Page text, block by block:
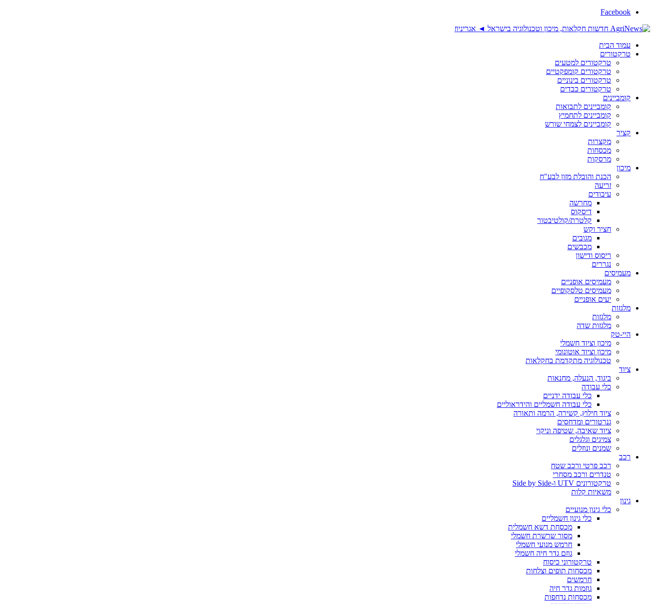
Facebook
עמוד הבית
טרקטורים
טרקטורים למטעים
טרקטורים קומפקטיים
טרקטורים בינוניים
טרקטורים כבדים
קומביינים
קומביינים לתבואות
קומביינים לתחמיץ
קומביינים לצמחי שורש
קציר
מקצרות
מכסחות
מרסקות
מיכון
הכנת והובלת מזון לבע"ח
זריעה
עיבודים
מחרשה
דיסקוס
קלטרת/קולטיבטור
חציר וקש
מגובים
מכבשים
ריסוס ודישון
נגררים
מעמיסים
מעמיסים אופניים
מעמיסים טלסקופיים
יעים אופניים
מלגזות
מלגזות
מלגזות שדה
היי-טק
מיכון וציוד חשמלי
מיכון וציוד אוטונומי
טכנולוגיה מתקדמת בחקלאות
ציוד
ביגוד, הנעלה, מחנאות
כלי עבודה
כלי עבודה ידניים
כלי עבודה חשמליים והידראוליים
ציוד חילוץ, קשירה, הרמה ותאורה
גנרטורים ומדחסים
ציוד שאיבה, שטיפה וניקוי
צמיגים וגלגלים
שמנים ונוזלים
רכב
רכב פרטי ורכב שטח
טנדרים ורכב מסחרי
טרקטורונים UTV ו-Side by Side
משאיות קלות
גינון
כלי גינון מנועיים
כלי גינון חשמליים
מכסחת דשא חשמלית
מסור שרשרת חשמלי
חרמש מנועי חשמלי
גוזם גדר חיה חשמלי
טרקטורוני כיסוח
מכסחות תופים וצלחות
חרמשים
גוזמות גדר חיה
מכסחות נדחפות